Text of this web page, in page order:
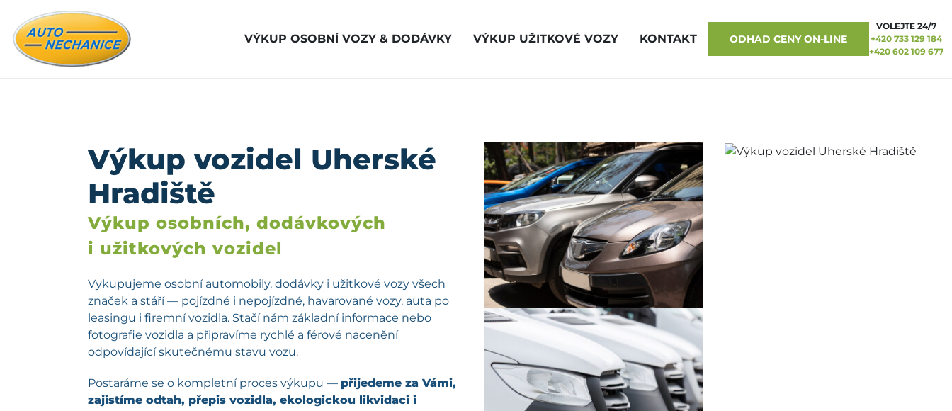
VÝKUP OSOBNÍ VOZY & DODÁVKY VÝKUP UŽITKOVÉ VOZY KONTAKT ODHAD CENY ON-LINE
VOLEJTE 24/7
+420 733 129 184
+420 602 109 677
Výkup vozidel Uherské
Hradiště
Výkup osobních, dodávkových
i užitkových vozidel
Vykupujeme osobní automobily, dodávky i užitkové vozy všech
značek a stáří — pojízdné i nepojízdné, havarované vozy, auta po
leasingu i firemní vozidla. Stačí nám základní informace nebo
fotografie vozidla a připravíme rychlé a férové nacenění
odpovídající skutečnému stavu vozu.
Postaráme se o kompletní proces výkupu — přijedeme za Vámi,
zajistíme odtah, přepis vozidla, ekologickou likvidaci i